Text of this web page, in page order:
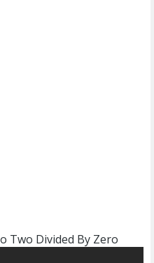
Two Divided By Zero